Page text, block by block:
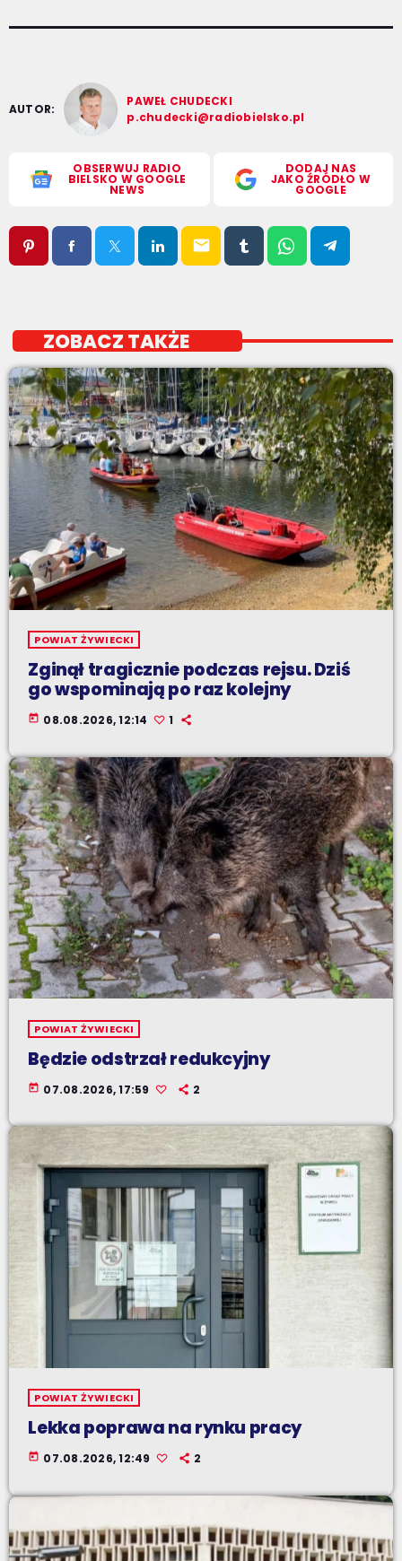
AUTOR:
PAWEŁ CHUDECKI
p.chudecki@radiobielsko.pl
OBSERWUJ RADIO
BIELSKO W GOOGLE
NEWS
DODAJ NAS
JAKO ŹRÓDŁO W
GOOGLE
email
ZOBACZ TAKŻE
POWIAT ŻYWIECKI
Zginął tragicznie podczas rejsu. Dziś
go wspominają po raz kolejny
today 08.08.2026, 12:14 1
POWIAT ŻYWIECKI
Będzie odstrzał redukcyjny
today 07.08.2026, 17:59 2
POWIAT ŻYWIECKI
Lekka poprawa na rynku pracy
today 07.08.2026, 12:49 2